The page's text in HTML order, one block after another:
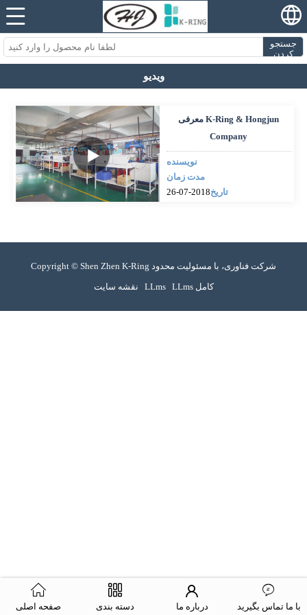
جستجو
کردن
ویدیو
معرفی K-Ring & Hongjun
Company
نویسنده
مدت زمان
تاریخ2018-07-26
Copyright © Shen Zhen K-Ring شرکت فناوری، با مسئولیت محدود
نقشه سایت LLms LLms کامل
صفحه اصلی دسته بندی درباره ما با ما تماس بگیرید